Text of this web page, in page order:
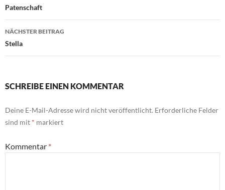
Patenschaft
NÄCHSTER BEITRAG
Stella
SCHREIBE EINEN KOMMENTAR
Deine E-Mail-Adresse wird nicht veröffentlicht. Erforderliche Felder
sind mit * markiert
Kommentar *